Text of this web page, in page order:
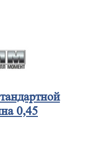
0,45